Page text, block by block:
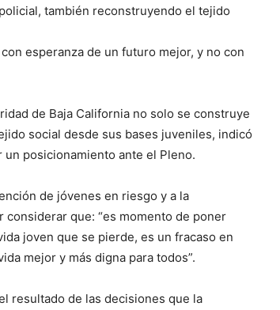
también reconstruyendo el tejido
esperanza de un futuro mejor, y no con
de Baja California no solo se construye
social desde sus bases juveniles, indicó
un posicionamiento ante el Pleno.
de jóvenes en riesgo y a la
que: “es momento de poner
joven que se pierde, es un fracaso en
mejor y más digna para todos”.
resultado de las decisiones que la